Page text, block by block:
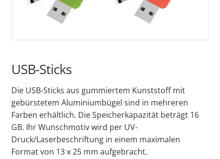
USB-Sticks
Die USB-Sticks aus gummiertem Kunststoff mit
gebürstetem Aluminiumbügel sind in mehreren
Farben erhältlich. Die Speicherkapazität beträgt 16
GB. Ihr Wunschmotiv wird per UV-
Druck/Laserbeschriftung in einem maximalen
Format von 13 x 25 mm aufgebracht.